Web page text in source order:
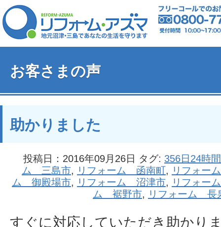
お客さまの声
助かりました
投稿日：2016年09月26日 タグ: 356日24時
ム 三島市, リフォーム 函南町, リフォー
ム 御殿場市, リフォーム 沼津市, リフォー
ム 裾野市, リフォーム 長
すぐに対応していただき助かり